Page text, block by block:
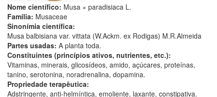
Nome científico: Musa × paradisiaca L.
Família: Musaceae
Sinonímia científica:
Musa balbisiana var. vittata (W.Ackm. ex Rodigas) M.R.Almeida
Partes usadas: A planta toda.
Constituintes (princípios ativos, nutrientes, etc.):
Vitaminas, minerais, glicosídeos, amido, açúcares, proteínas,
tanino, serotonina, noradrenalina, dopamina.
Propriedade terapêutica:
Adstringente, anti-helmíntica, emoliente, laxante, constipativa.